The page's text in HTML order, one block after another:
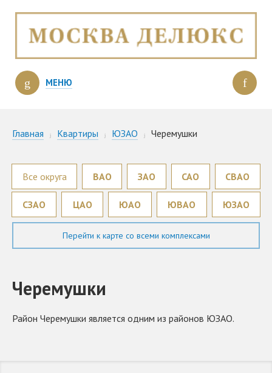
МЕНЮ
Главная Квартиры ЮЗАО Черемушки
Все округа ВАО ЗАО САО СВАО
СЗАО ЦАО ЮАО ЮВАО ЮЗАО
Перейти к карте со всеми комплексами
Черемушки
Район Черемушки является одним из районов ЮЗАО.